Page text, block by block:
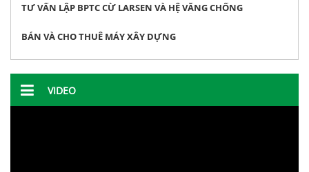
TƯ VẤN LẬP BPTC CỪ LARSEN VÀ HỆ VĂNG CHỐNG
BÁN VÀ CHO THUÊ MÁY XÂY DỰNG
VIDEO